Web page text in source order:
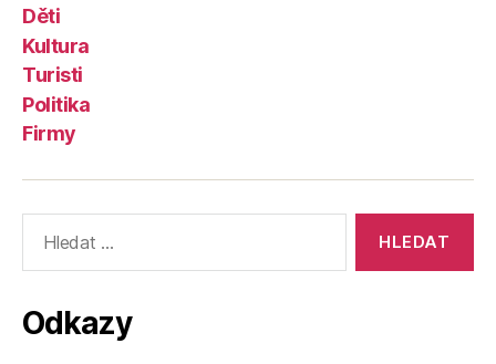
Děti
Kultura
Turisti
Politika
Firmy
vyhledávání:
Odkazy